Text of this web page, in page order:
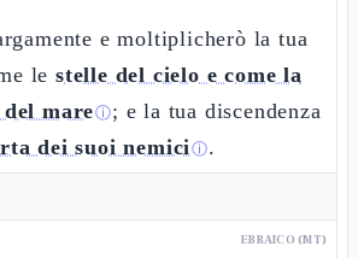
e moltiplicherò la tua
lestelle del cielo e come la
mareⓘ; e la tua discendenza
dei suoi nemiciⓘ.
EBRAICO (MT)